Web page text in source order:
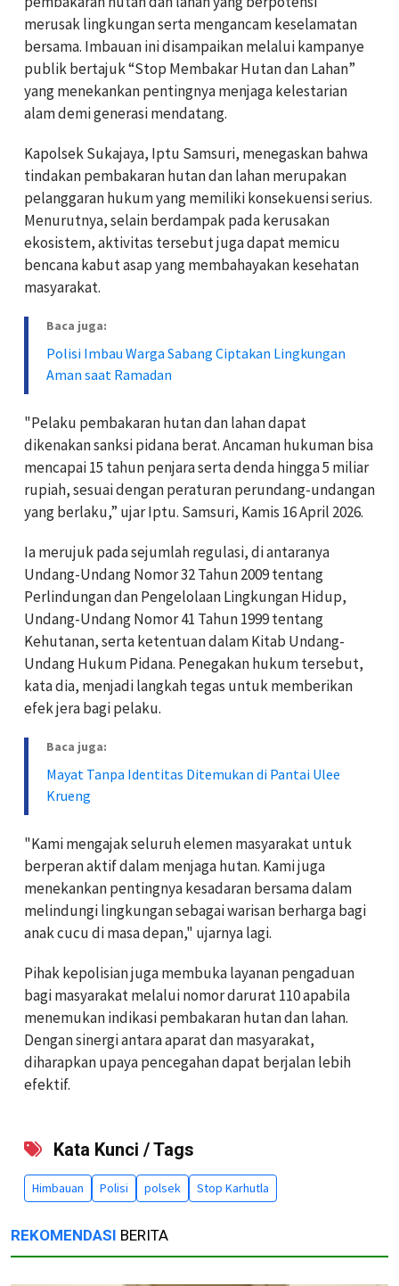
merusak lingkungan serta mengancam keselamatan
bersama. Imbauan ini disampaikan melalui kampanye
publik bertajuk “Stop Membakar Hutan dan Lahan”
yang menekankan pentingnya menjaga kelestarian
alam demi generasi mendatang.
Kapolsek Sukajaya, Iptu Samsuri, menegaskan bahwa
tindakan pembakaran hutan dan lahan merupakan
pelanggaran hukum yang memiliki konsekuensi serius.
Menurutnya, selain berdampak pada kerusakan
ekosistem, aktivitas tersebut juga dapat memicu
bencana kabut asap yang membahayakan kesehatan
masyarakat.
Baca juga:
Polisi Imbau Warga Sabang Ciptakan Lingkungan
Aman saat Ramadan
"Pelaku pembakaran hutan dan lahan dapat
dikenakan sanksi pidana berat. Ancaman hukuman bisa
mencapai 15 tahun penjara serta denda hingga 5 miliar
rupiah, sesuai dengan peraturan perundang-undangan
yang berlaku,” ujar Iptu. Samsuri, Kamis 16 April 2026.
Ia merujuk pada sejumlah regulasi, di antaranya
Undang-Undang Nomor 32 Tahun 2009 tentang
Perlindungan dan Pengelolaan Lingkungan Hidup,
Undang-Undang Nomor 41 Tahun 1999 tentang
Kehutanan, serta ketentuan dalam Kitab Undang-
Undang Hukum Pidana. Penegakan hukum tersebut,
kata dia, menjadi langkah tegas untuk memberikan
efek jera bagi pelaku.
Baca juga:
Mayat Tanpa Identitas Ditemukan di Pantai Ulee
Krueng
"Kami mengajak seluruh elemen masyarakat untuk
berperan aktif dalam menjaga hutan. Kami juga
menekankan pentingnya kesadaran bersama dalam
melindungi lingkungan sebagai warisan berharga bagi
anak cucu di masa depan," ujarnya lagi.
Pihak kepolisian juga membuka layanan pengaduan
bagi masyarakat melalui nomor darurat 110 apabila
menemukan indikasi pembakaran hutan dan lahan.
Dengan sinergi antara aparat dan masyarakat,
diharapkan upaya pencegahan dapat berjalan lebih
efektif.
Kata Kunci / Tags
Himbauan Polisi polsek Stop Karhutla
REKOMENDASI BERITA